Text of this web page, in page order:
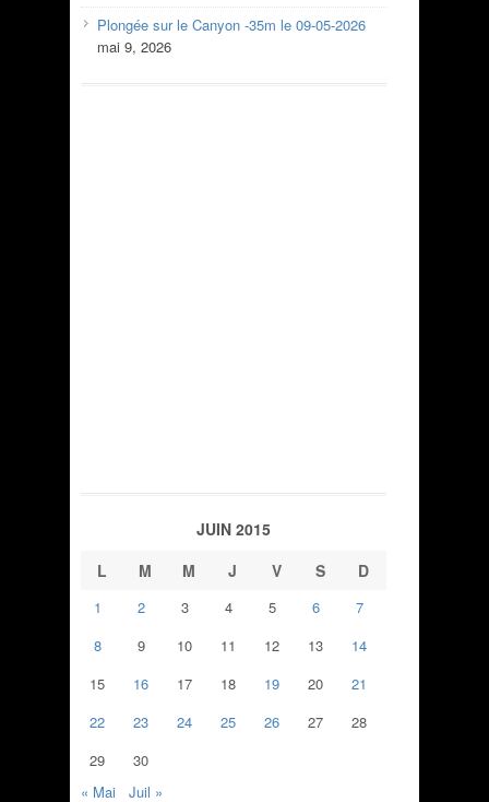
Plongée sur le Canyon -35m le 09-05-2026
mai 9, 2026
JUIN 2015
L
M M J V S D
1 2 3 4 5 6
7
8
9 10 11 12 13
14
15
16 17 18 19 20
21
22
23 24 25 26 27
28
29
30
« Mai
Juil »